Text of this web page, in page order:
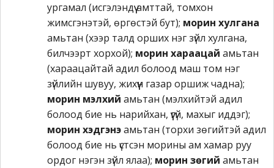
ургамал (исгэлэндүү амттай, томхон
жимсгэнэтэй, өргөстэй бут); морин хулгана
амьтан (хээр талд орших нэг зүйл хулгана,
билчээрт хорхой); морин хараацай амьтан
(хараацайтай адил болоод маш том нэг
зүйлийн шувуу, жихүүн газар оршиж чадна);
морин мэлхий амьтан (мэлхийтэй адил
болоод бие нь нарийхан, үүгүй, махыг иддэг);
морин хэдгэнэамьтан (торхи зөгийтэй адил
болоод бие нь үстсэн морины ам хамар руу
ордог нэгэн зүйл ялаа); морин зөгий амьтан